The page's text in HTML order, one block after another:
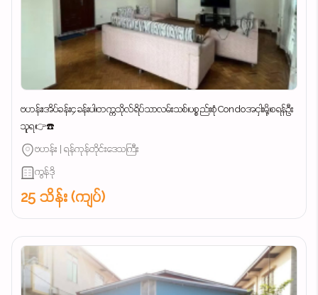
ဗဟန်း၊အိပ်ခန်း၄ခန်းပါ၊တက္ကသိုလ်ရိပ်သာလမ်းသစ်၊ပစ္စည်းစုံCondoအငှါးမို့၊စရန်ဦး
သူရ👉☎️
ဗဟန်း | ရန်ကုန်တိုင်းဒေသကြီး
ကွန်ဒို
25 သိန်း (ကျပ်)